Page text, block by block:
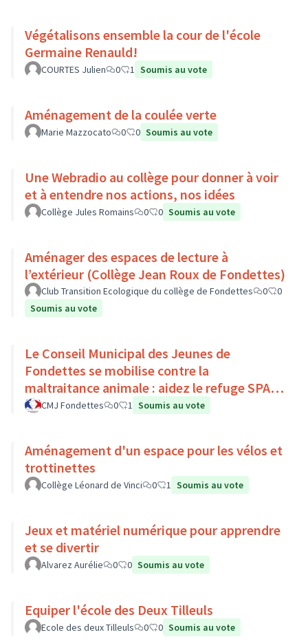
Végétalisons ensemble la cour de l'école
Germaine Renauld!
COURTES Julien 0 1 Soumis au vote
Aménagement de la coulée verte
Marie Mazzocato 0 0 Soumis au vote
Une Webradio au collège pour donner à voir
et à entendre nos actions, nos idées
Collège Jules Romains 0 0 Soumis au vote
Aménager des espaces de lecture à
l’extérieur (Collège Jean Roux de Fondettes)
Club Transition Ecologique du collège de Fondettes 0
0
Soumis au vote
Le Conseil Municipal des Jeunes de
Fondettes se mobilise contre la
maltraitance animale : aidez le refuge SPA
de Luynes !
CMJ Fondettes 0 1 Soumis au vote
Aménagement d'un espace pour les vélos et
trottinettes
Collège Léonard de Vinci 0 1 Soumis au vote
Jeux et matériel numérique pour apprendre
et se divertir
Alvarez Aurélie 0 0 Soumis au vote
Equiper l'école des Deux Tilleuls
Ecole des deux Tilleuls 0 0 Soumis au vote